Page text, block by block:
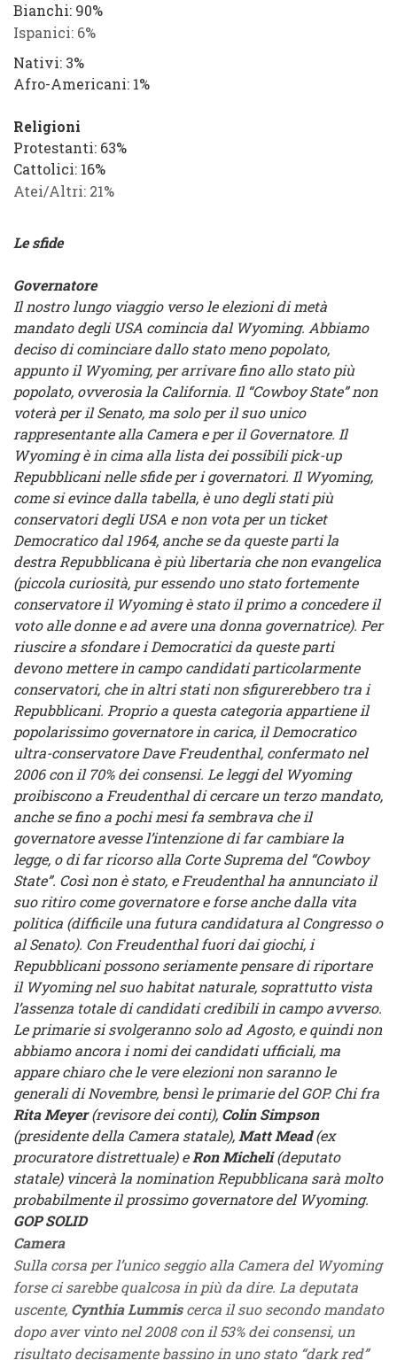
Bianchi: 90%
Ispanici: 6%
Nativi: 3%
Afro-Americani: 1%
Religioni
Protestanti: 63%
Cattolici: 16%
Atei/Altri: 21%
Le sfide
Governatore
Il nostro lungo viaggio verso le elezioni di metà
mandato degli USA comincia dal Wyoming. Abbiamo
deciso di cominciare dallo stato meno popolato,
appunto il Wyoming, per arrivare fino allo stato più
popolato, ovverosia la California. Il “Cowboy State” non
voterà per il Senato, ma solo per il suo unico
rappresentante alla Camera e per il Governatore. Il
Wyoming è in cima alla lista dei possibili pick-up
Repubblicani nelle sfide per i governatori. Il Wyoming,
come si evince dalla tabella, è uno degli stati più
conservatori degli USA e non vota per un ticket
Democratico dal 1964, anche se da queste parti la
destra Repubblicana è più libertaria che non evangelica
(piccola curiosità, pur essendo uno stato fortemente
conservatore il Wyoming è stato il primo a concedere il
voto alle donne e ad avere una donna governatrice). Per
riuscire a sfondare i Democratici da queste parti
devono mettere in campo candidati particolarmente
conservatori, che in altri stati non sfigurerebbero tra i
Repubblicani. Proprio a questa categoria appartiene il
popolarissimo governatore in carica, il Democratico
ultra-conservatore Dave Freudenthal, confermato nel
2006 con il 70% dei consensi. Le leggi del Wyoming
proibiscono a Freudenthal di cercare un terzo mandato,
anche se fino a pochi mesi fa sembrava che il
governatore avesse l’intenzione di far cambiare la
legge, o di far ricorso alla Corte Suprema del “Cowboy
State”. Così non è stato, e Freudenthal ha annunciato il
suo ritiro come governatore e forse anche dalla vita
politica (difficile una futura candidatura al Congresso o
al Senato). Con Freudenthal fuori dai giochi, i
Repubblicani possono seriamente pensare di riportare
il Wyoming nel suo habitat naturale, soprattutto vista
l’assenza totale di candidati credibili in campo avverso.
Le primarie si svolgeranno solo ad Agosto, e quindi non
abbiamo ancora i nomi dei candidati ufficiali, ma
appare chiaro che le vere elezioni non saranno le
generali di Novembre, bensì le primarie del GOP. Chi fra
Rita Meyer(revisore dei conti), Colin Simpson
(presidente della Camera statale), Matt Mead(ex
procuratore distrettuale) eRon Micheli(deputato
statale) vincerà la nomination Repubblicana sarà molto
probabilmente il prossimo governatore del Wyoming.
GOP SOLID
Camera
Sulla corsa per l’unico seggio alla Camera del Wyoming
forse ci sarebbe qualcosa in più da dire. La deputata
uscente, Cynthia Lummiscerca il suo secondo mandato
dopo aver vinto nel 2008 con il 53% dei consensi, un
risultato decisamente bassino in uno stato “dark red”